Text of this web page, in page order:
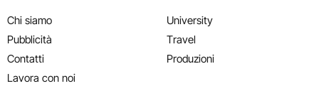
Chi siamo
Pubblicità
Contatti
Lavora con noi
University
Travel
Produzioni